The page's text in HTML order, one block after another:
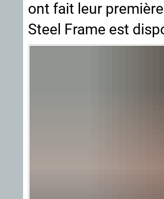
ont fait leur
Steel Frame est